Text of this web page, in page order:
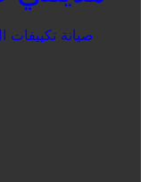
صيانة تكييفات